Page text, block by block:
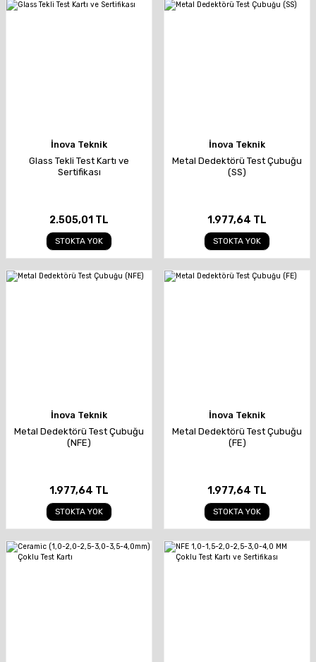
İnova Teknik
Glass Tekli Test Kartı ve
Sertifikası
2.505,01 TL
STOKTA YOK
İnova Teknik
Metal Dedektörü Test Çubuğu
(SS)
1.977,64 TL
STOKTA YOK
İnova Teknik
Metal Dedektörü Test Çubuğu
(NFE)
1.977,64 TL
STOKTA YOK
İnova Teknik
Metal Dedektörü Test Çubuğu
(FE)
1.977,64 TL
STOKTA YOK